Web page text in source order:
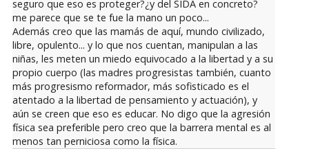
seguro que eso es proteger?¿y del SIDA en concreto?
me parece que se te fue la mano un poco...
Además creo que las mamás de aquí, mundo civilizado,
libre, opulento... y lo que nos cuentan, manipulan a las
niñas, les meten un miedo equivocado a la libertad y a su
propio cuerpo (las madres progresistas también, cuanto
más progresismo reformador, más sofisticado es el
atentado a la libertad de pensamiento y actuación), y
aún se creen que eso es educar. No digo que la agresión
física sea preferible pero creo que la barrera mental es al
menos tan perniciosa como la física.